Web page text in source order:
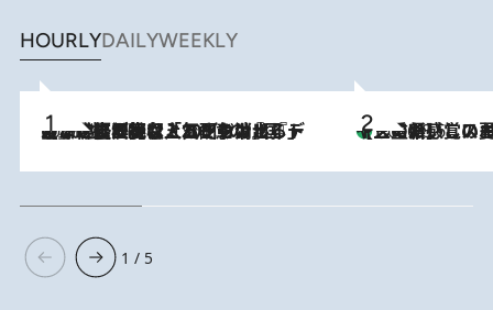
HOURLYDAILYWEEKLY
2026.8.5
【なぜ吉沢亮は「気配を消せる」のか？】興行収入208億の『国宝』を経て挑むミュージカル『ディア・エヴァン・ハンセン』。トップ俳優が舞台上でさらけ出した“孤独”とは 2026.8.6
【三重県】この夏絶対食べたい 冷やしておいしいおやつ3選 お餅×
1 / 5